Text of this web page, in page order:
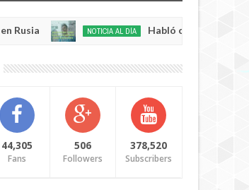
20250
NOTICIA AL DÍA Habló con Dios: Hombre en
44,305
Fans
506
Followers
378,520
Subscribers